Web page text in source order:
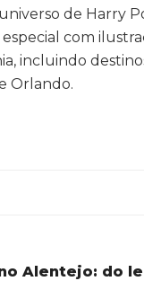
de Harry
com
incluindo
Orlando.
Alentejo: do